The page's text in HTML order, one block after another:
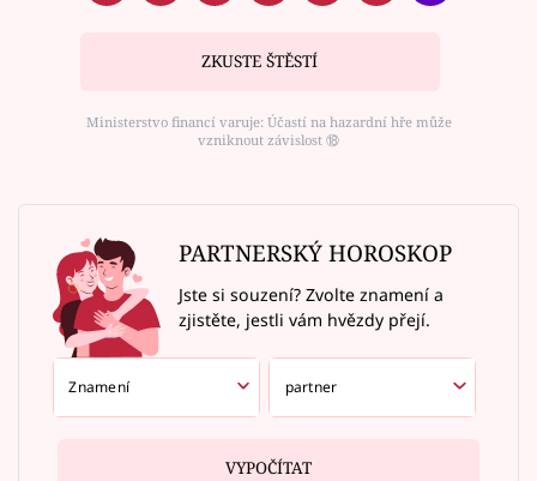
ZKUSTE ŠTĚSTÍ
Ministerstvo financí varuje: Účastí na hazardní hře může
vzniknout závislost ⑱
PARTNERSKÝ HOROSKOP
Jste si souzení? Zvolte znamení a
zjistěte, jestli vám hvězdy přejí.
VYPOČÍTAT